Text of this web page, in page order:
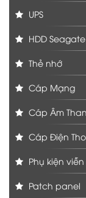
UPS
HDD Seagate
Thẻ nhớ
Cáp Mạng
Cáp Âm
Cáp Điện
Phụ kiện
Patch panel